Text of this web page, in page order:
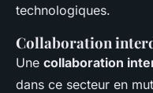
technologiques.
Collaboration
Une collaboration
dans ce secteur en